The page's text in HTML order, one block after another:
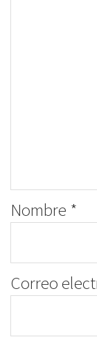
Nombre *
Correo